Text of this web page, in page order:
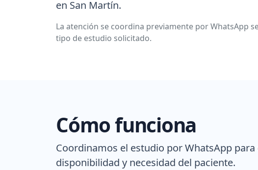
en San Martín.
La atención se coordina previamente por WhatsApp
tipo de estudio solicitado.
Cómo funciona
Coordinamos el estudio por WhatsApp
disponibilidad y necesidad del paciente.